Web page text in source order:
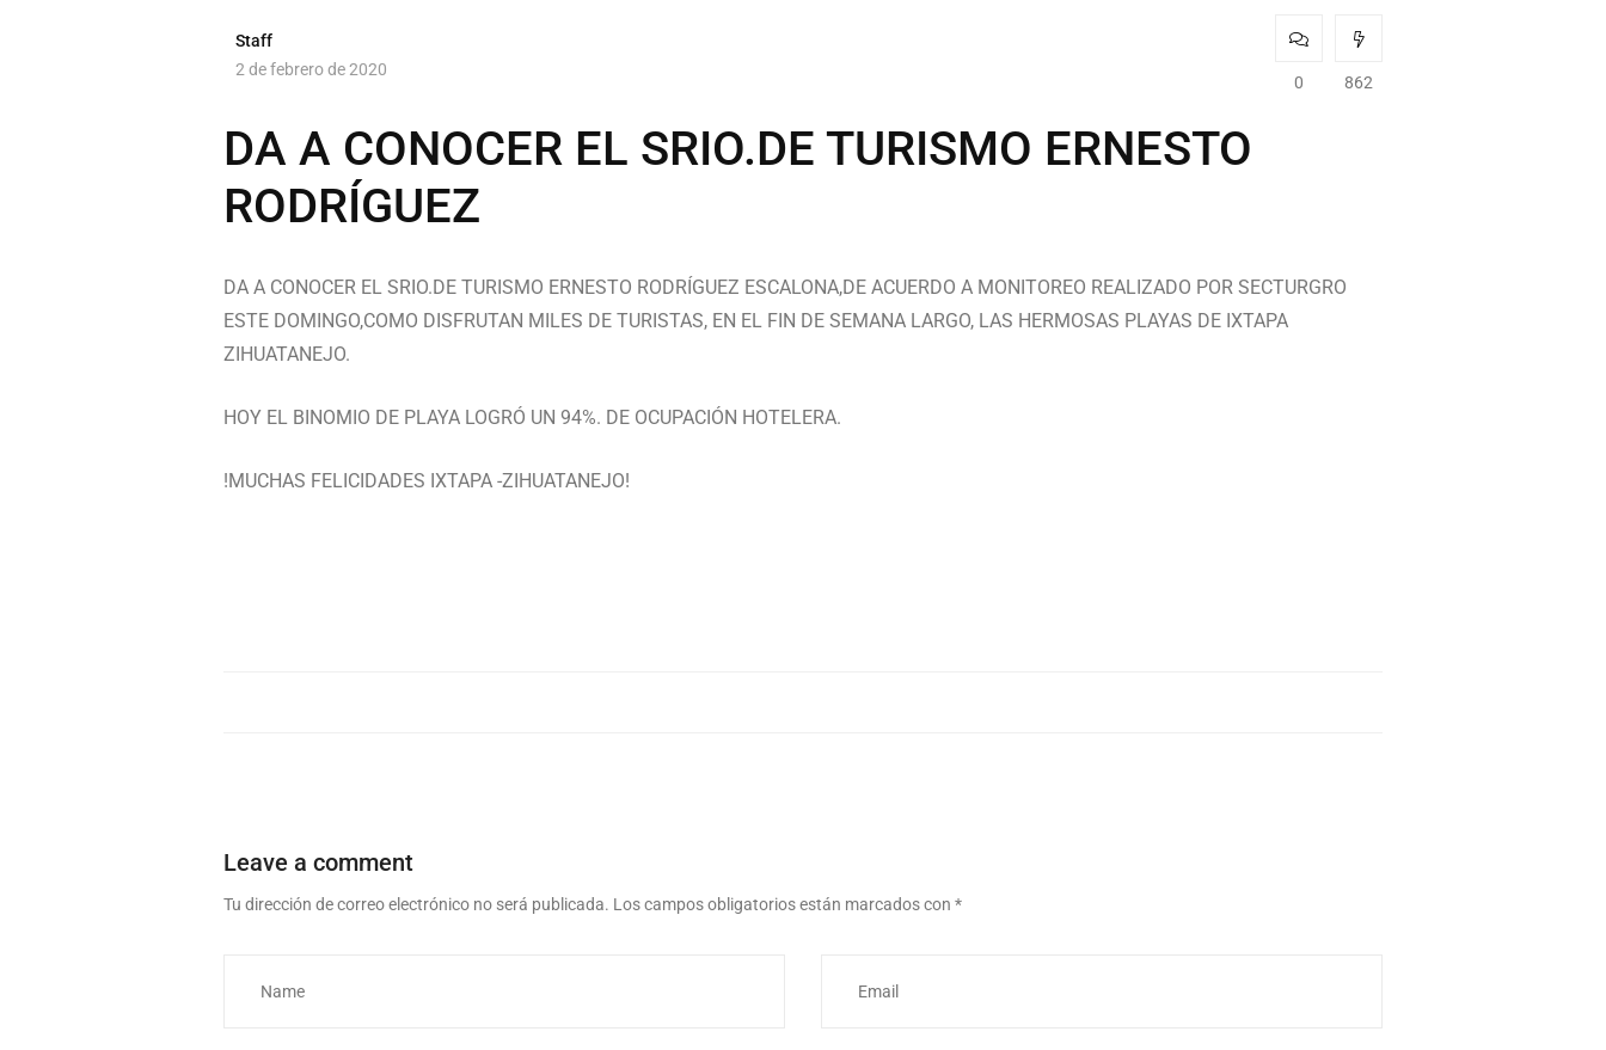
Staff
2 de febrero de 2020
0 862
DA A CONOCER EL SRIO.DE TURISMO ERNESTO
RODRÍGUEZ
DA A CONOCER EL SRIO.DE TURISMO ERNESTO RODRÍGUEZ ESCALONA,DE ACUERDO A MONITOREO REALIZADO POR SECTURGRO
ESTE DOMINGO,COMO DISFRUTAN MILES DE TURISTAS, EN EL FIN DE SEMANA LARGO, LAS HERMOSAS PLAYAS DE IXTAPA
ZIHUATANEJO.
HOY EL BINOMIO DE PLAYA LOGRÓ UN 94%. DE OCUPACIÓN HOTELERA.
!MUCHAS FELICIDADES IXTAPA -ZIHUATANEJO!
Leave a comment
Tu dirección de correo electrónico no será publicada. Los campos obligatorios están marcados con *